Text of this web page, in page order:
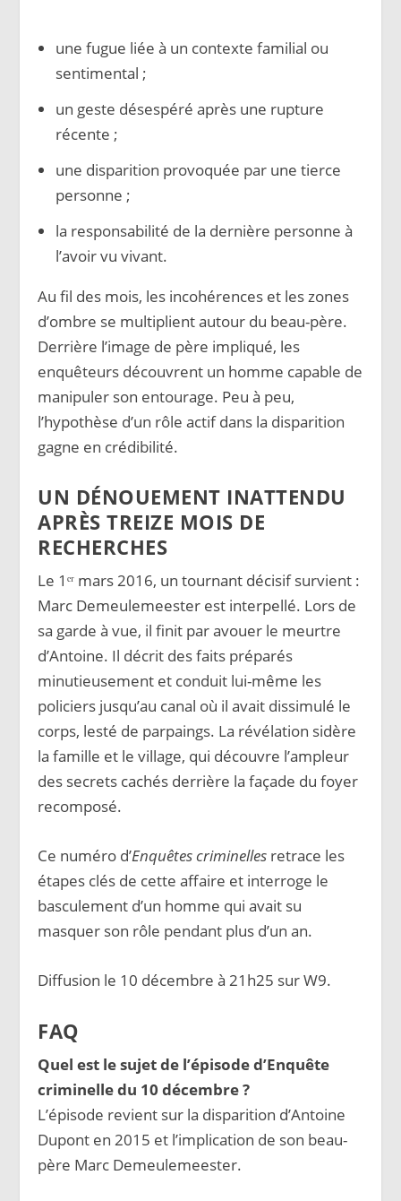
une fugue liée à un contexte familial ou
sentimental ;
un geste désespéré après une rupture
récente ;
une disparition provoquée par une tierce
personne ;
la responsabilité de la dernière personne à
l’avoir vu vivant.
Au fil des mois, les incohérences et les zones
d’ombre se multiplient autour du beau-père.
Derrière l’image de père impliqué, les
enquêteurs découvrent un homme capable de
manipuler son entourage. Peu à peu,
l’hypothèse d’un rôle actif dans la disparition
gagne en crédibilité.
UN DÉNOUEMENT INATTENDU
APRÈS TREIZE MOIS DE
RECHERCHES
Le 1ᵉʳ mars 2016, un tournant décisif survient :
Marc Demeulemeester est interpellé. Lors de
sa garde à vue, il finit par avouer le meurtre
d’Antoine. Il décrit des faits préparés
minutieusement et conduit lui-même les
policiers jusqu’au canal où il avait dissimulé le
corps, lesté de parpaings. La révélation sidère
la famille et le village, qui découvre l’ampleur
des secrets cachés derrière la façade du foyer
recomposé.
Ce numéro d’Enquêtes criminelles retrace les
étapes clés de cette affaire et interroge le
basculement d’un homme qui avait su
masquer son rôle pendant plus d’un an.
Diffusion le 10 décembre à 21h25 sur W9.
FAQ
Quel est le sujet de l’épisode d’Enquête
criminelle du 10 décembre ?
L’épisode revient sur la disparition d’Antoine
Dupont en 2015 et l’implication de son beau-
père Marc Demeulemeester.